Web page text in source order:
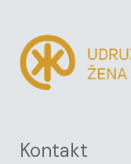
Kontakt